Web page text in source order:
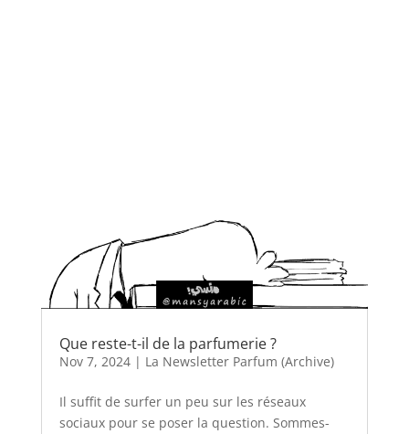
Que reste-t-il de la parfumerie ?
Nov 7, 2024| La Newsletter Parfum (Archive)
Il suffit de surfer un peu sur les réseaux
sociaux pour se poser la question. Sommes-